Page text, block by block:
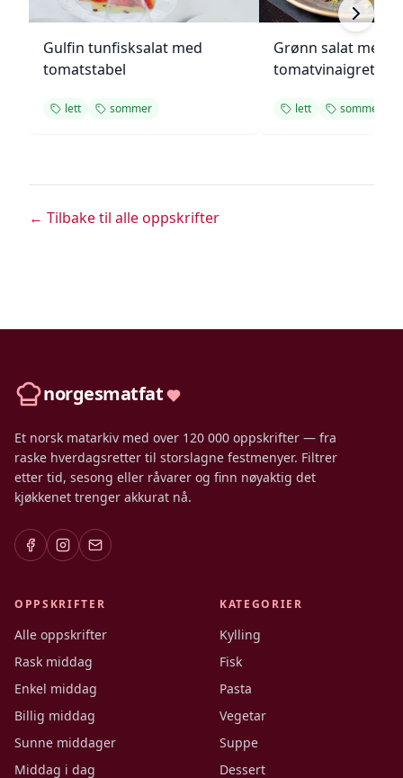
Gulfin tunfisksalat med
tomatstabel
lett sommer
Grønn salat med
tomatvinaigrette
lett sommer
← Tilbake til alle oppskrifter
norgesmatfat
Et norsk matarkiv med over 120 000 oppskrifter — fra
raske hverdagsretter til storslagne festmenyer. Filtrer
etter tid, sesong eller råvarer og finn nøyaktig det
kjøkkenet trenger akkurat nå.
OPPSKRIFTER
Alle oppskrifter
Rask middag
Enkel middag
Billig middag
Sunne middager
Middag i dag
KATEGORIER
Kylling
Fisk
Pasta
Vegetar
Suppe
Dessert